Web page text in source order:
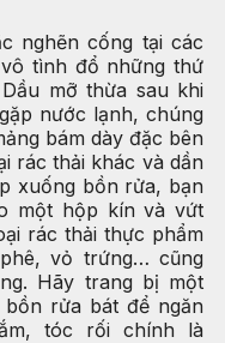
nghẽn cống tại các
tình đổ những thứ
mỡ thừa sau khi
nước lạnh, chúng
bám dày đặc bên
rác thải khác và dần
xuống bồn rửa, bạn
một hộp kín và vứt
rác thải thực phẩm
vỏ trứng… cũng
Hãy trang bị một
rửa bát để ngăn
tóc rối chính là